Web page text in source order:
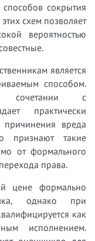
сокрытия
схем позволяет
вероятностью
является
способом.
сочетании с
практически
вреда
признают такие
от формального
права.
цене формально
однако при
как
исполнением.